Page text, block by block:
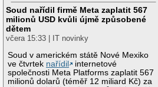
Soud nařídil firmě Meta zaplatit 567
milionů USD kvůli újmě způsobené
dětem
včera 15:33 | IT novinky
Soud v americkém státě Nové Mexiko
ve čtvrtek nařídil
internetové
společnosti Meta Platforms zaplatit 567
milionů dolarů (téměř 12 miliard Kč) za